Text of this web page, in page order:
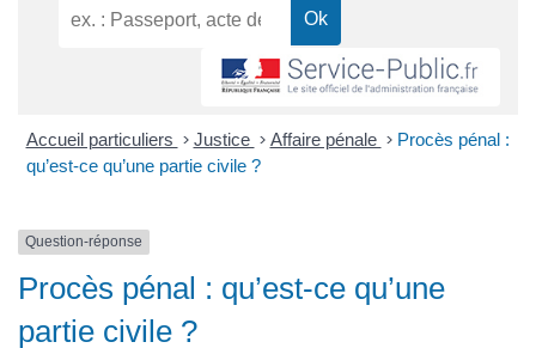
Accueil particuliers > Justice > Affaire pénale > Procès pénal :
qu’est-ce qu’une partie civile ?
Question-réponse
Procès pénal : qu’est-ce qu’une
partie civile ?